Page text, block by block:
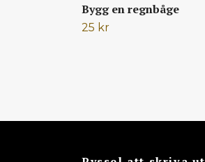
Bygg en regnbåge
25 kr